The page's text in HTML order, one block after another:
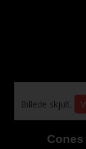
Billede skjult.
Cones